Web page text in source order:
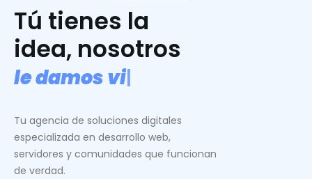
Tú tienes la
idea, nosotros
ledamosvid
Tu agencia de soluciones digitales
especializada en desarrollo web,
servidores y comunidades que funcionan
de verdad.